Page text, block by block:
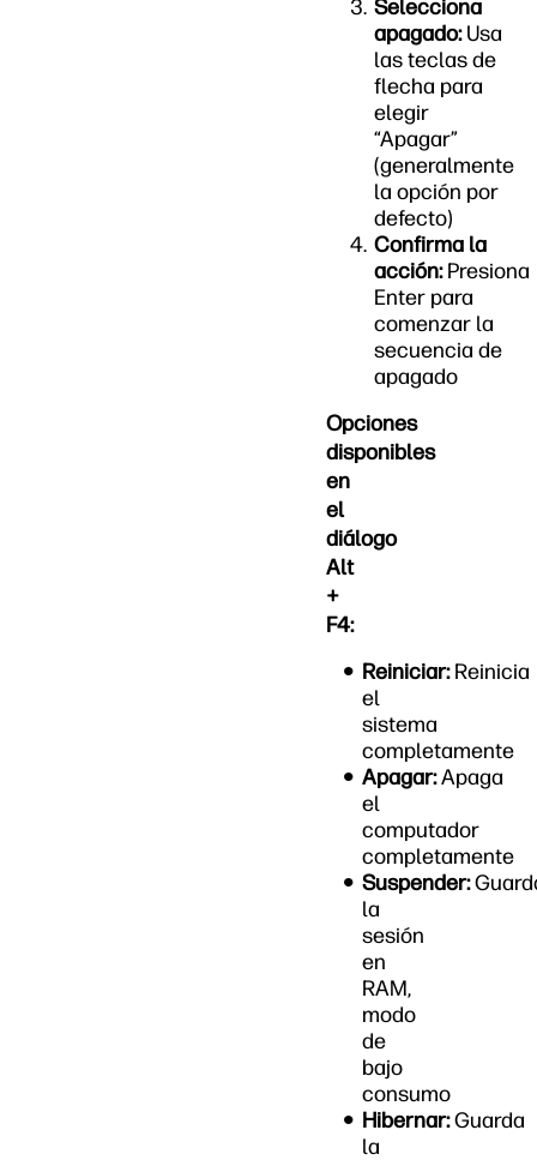
Selecciona
apagado:Usa
las teclas de
flecha para
elegir
“Apagar”
(generalmente
la opción por
defecto)
Confirma la
acción:Presiona
Enter para
comenzar la
secuencia de
apagado
Opciones
disponibles
en
el
diálogo
Alt
+
F4:
Reiniciar:Reinicia
el
sistema
completamente
Apagar:Apaga
el
computador
completamente
Suspender:
la
sesión
en
RAM,
modo
de
bajo
consumo
Hibernar:Guarda
la